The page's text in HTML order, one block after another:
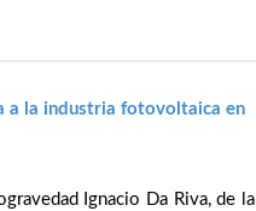
a la industria fotovoltaica en
Ignacio Da Riva, de la